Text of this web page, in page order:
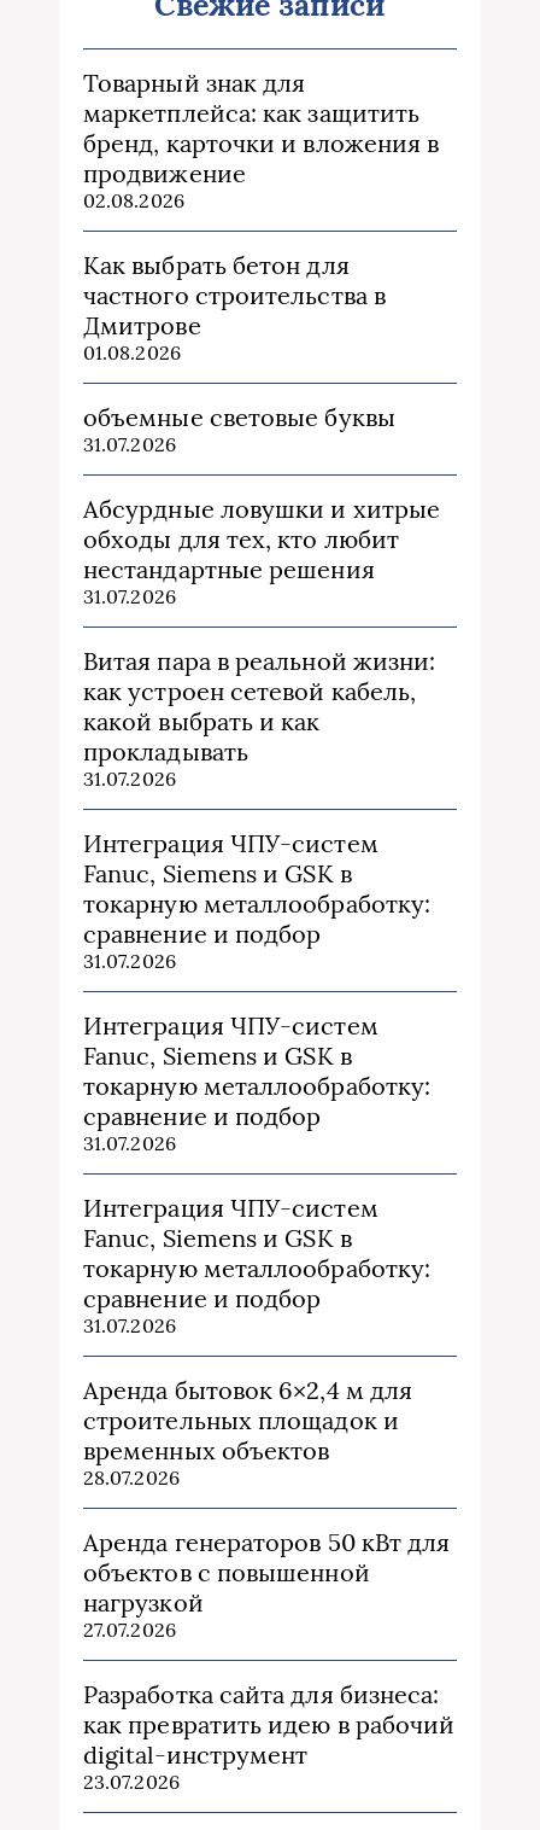
Товарный знак для
маркетплейса: как защитить
бренд, карточки и вложения в
продвижение
02.08.2026
Как выбрать бетон для
частного строительства в
Дмитрове
01.08.2026
объемные световые буквы
31.07.2026
Абсурдные ловушки и хитрые
обходы для тех, кто любит
нестандартные решения
31.07.2026
Витая пара в реальной жизни:
как устроен сетевой кабель,
какой выбрать и как
прокладывать
31.07.2026
Интеграция ЧПУ-систем
Fanuc, Siemens и GSK в
токарную металлообработку:
сравнение и подбор
31.07.2026
Интеграция ЧПУ-систем
Fanuc, Siemens и GSK в
токарную металлообработку:
сравнение и подбор
31.07.2026
Интеграция ЧПУ-систем
Fanuc, Siemens и GSK в
токарную металлообработку:
сравнение и подбор
31.07.2026
Аренда бытовок 6×2,4 м для
строительных площадок и
временных объектов
28.07.2026
Аренда генераторов 50 кВт для
объектов с повышенной
нагрузкой
27.07.2026
Разработка сайта для бизнеса:
как превратить идею в рабочий
digital-инструмент
23.07.2026